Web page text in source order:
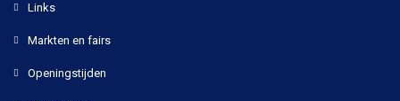
Links
Markten en fairs
Openingstijden